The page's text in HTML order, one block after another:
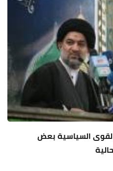
القوى السياسية بعض